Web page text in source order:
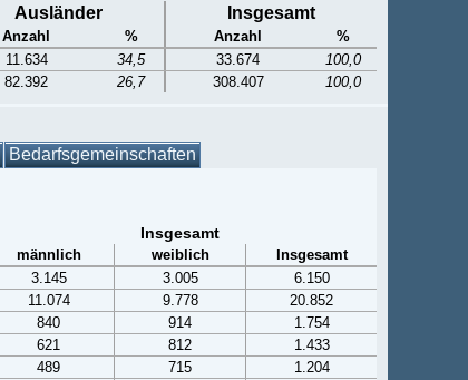
Ausländer Insgesamt
Anzahl % Anzahl
%
11.634 34,5 33.674
100,0
82.392 26,7 308.407 100,0
Bedarfsgemeinschaften
Insgesamt
männlich weiblich
Insgesamt
3.145 3.005
6.150
11.074 9.778
20.852
840 914
1.754
621 812
1.433
489 715
1.204